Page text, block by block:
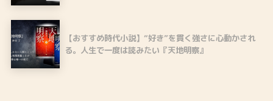
【おすすめ時代小説】“好き”を貫く強さに心動かされ
る。人生で一度は読みたい『天地明察』